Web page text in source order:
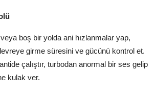
boş bir yolda ani hızlanmalar yap,
girme süresini ve gücünü kontrol et.
çalıştır, turbodan anormal bir ses gelip
kulak ver.